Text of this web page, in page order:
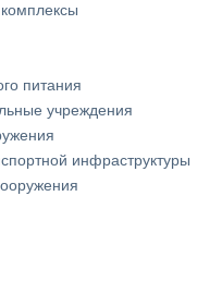
питания
учреждения
инфраструктуры